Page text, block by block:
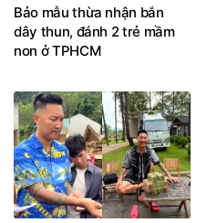
Bảo mẫu thừa nhận bắn
dây thun, đánh 2 trẻ mầm
non ở TPHCM